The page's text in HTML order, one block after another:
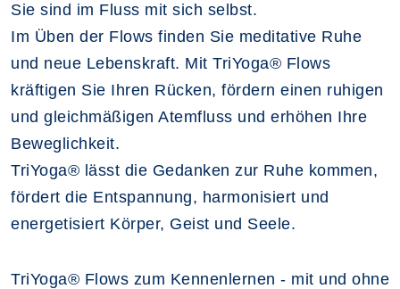
Sie sind im Fluss mit sich selbst.
Im Üben der Flows finden Sie meditative Ruhe
und neue Lebenskraft. Mit TriYoga® Flows
kräftigen Sie Ihren Rücken, fördern einen ruhigen
und gleichmäßigen Atemfluss und erhöhen Ihre
Beweglichkeit.
TriYoga® lässt die Gedanken zur Ruhe kommen,
fördert die Entspannung, harmonisiert und
energetisiert Körper, Geist und Seele.
TriYoga® Flows zum Kennenlernen - mit und ohne